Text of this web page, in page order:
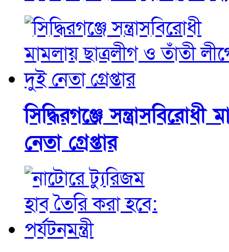
সিদ্ধিরগঞ্জে
নেতা গ্রেপ্তার